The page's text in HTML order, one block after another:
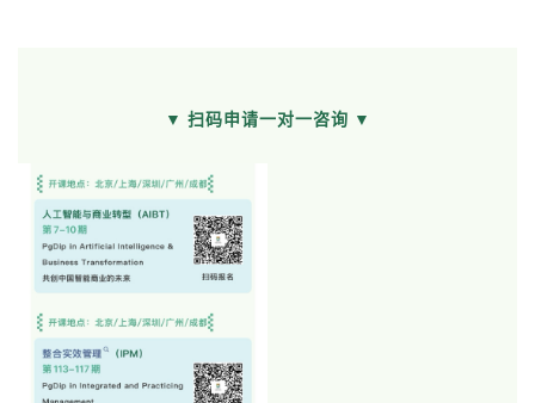
▼ 扫码申请一对一咨询 ▼